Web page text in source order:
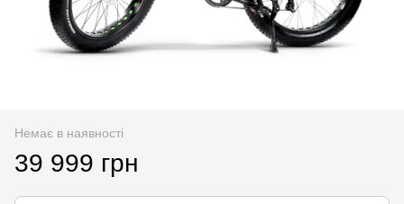
Немає в наявності
39 999 грн